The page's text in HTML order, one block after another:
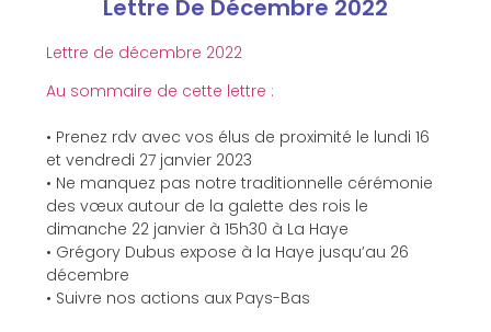
Lettre De Décembre 2022
Lettre de décembre 2022
Au sommaire de cette lettre :
• Prenez rdv avec vos élus de proximité le lundi 16
et vendredi 27 janvier 2023
• Ne manquez pas notre traditionnelle cérémonie
des vœux autour de la galette des rois le
dimanche 22 janvier à 15h30 à La Haye
• Grégory Dubus expose à la Haye jusqu’au 26
décembre
• Suivre nos actions aux Pays-Bas